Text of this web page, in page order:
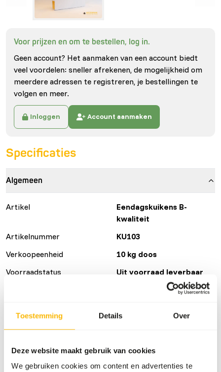
Toestemming Details Over
Deze website maakt gebruik van cookies
We gebruiken cookies om content en advertenties te
Voor prijzen en om te bestellen, log in.
Geen account? Het aanmaken van een account biedt
veel voordelen: sneller afrekenen, de mogelijkheid om
meerdere adressen te registreren, je bestellingen te
volgen en meer.
Inloggen Account aanmaken
Specificaties
Algemeen
Artikel
Eendagskuikens B-
kwaliteit
Artikelnummer
KU103
Verkoopeenheid
10 kg doos
Voorraadstatus
Uit voorraad leverbaar
105 dozen per pallet
Details
Samenstelling
100% eendagskuiken
Merk
Kiezebrink